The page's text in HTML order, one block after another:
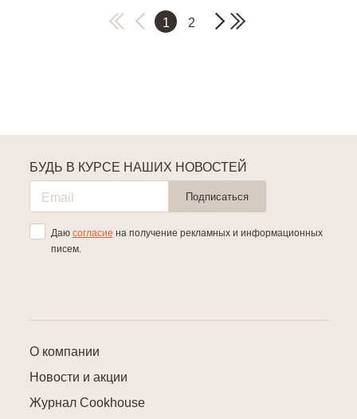
1 2
О компании
Новости и акции
Журнал Cookhouse
БУДЬ В КУРСЕ НАШИХ НОВОСТЕЙ
Подписаться
Даю согласие на получение рекламных и информационных
писем.